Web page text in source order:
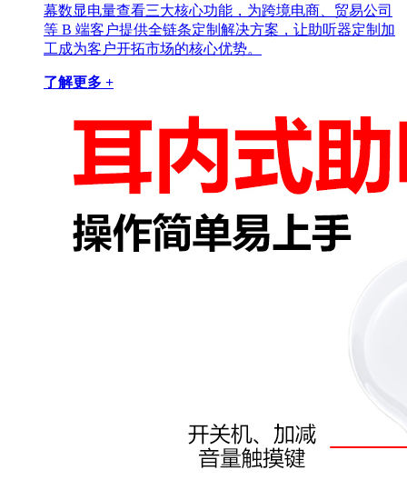
幕数显电量查看三大核心功能，为跨境电商、贸易公司
等 B 端客户提供全链条定制解决方案，让助听器定制加
工成为客户开拓市场的核心优势。
了解更多 +